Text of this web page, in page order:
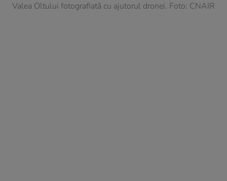
Valea Oltului fotografiată cu ajutorul dronei. Foto: CNAIR